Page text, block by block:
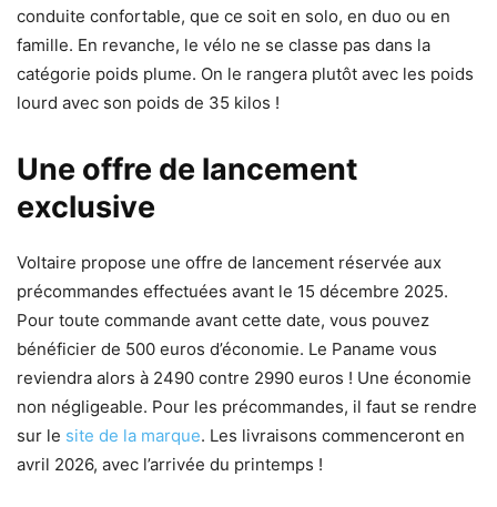
conduite confortable, que ce soit en solo, en duo ou en
famille. En revanche, le vélo ne se classe pas dans la
catégorie poids plume. On le rangera plutôt avec les poids
lourd avec son poids de 35 kilos !
Une offre de lancement
exclusive
Voltaire propose une offre de lancement réservée aux
précommandes effectuées avant le 15 décembre 2025.
Pour toute commande avant cette date, vous pouvez
bénéficier de 500 euros d’économie. Le Paname vous
reviendra alors à 2490 contre 2990 euros ! Une économie
non négligeable. Pour les précommandes, il faut se rendre
sur le site de la marque. Les livraisons commenceront en
avril 2026, avec l’arrivée du printemps !